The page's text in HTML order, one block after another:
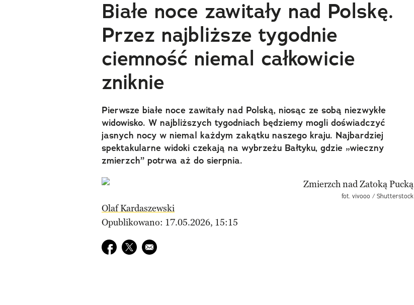
Białe noce zawitały nad Polskę.
Przez najbliższe tygodnie
ciemność niemal całkowicie
zniknie
Pierwsze białe noce zawitały nad Polską, niosąc ze sobą niezwykłe
widowisko. W najbliższych tygodniach będziemy mogli doświadczyć
jasnych nocy w niemal każdym zakątku naszego kraju. Najbardziej
spektakularne widoki czekają na wybrzeżu Bałtyku, gdzie „wieczny
zmierzch” potrwa aż do sierpnia.
fot. vivooo / Shutterstock
Olaf Kardaszewski
Opublikowano: 17.05.2026, 15:15
Udostępnij na facebook
Udostępnij na twitter
E-mail do przyjaciela